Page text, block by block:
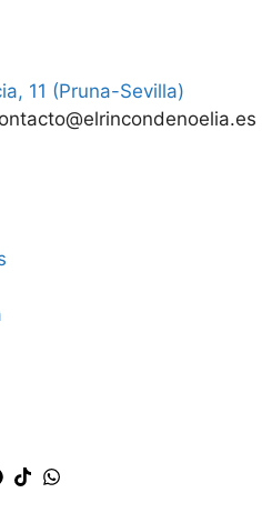
11 (Pruna-Sevilla)